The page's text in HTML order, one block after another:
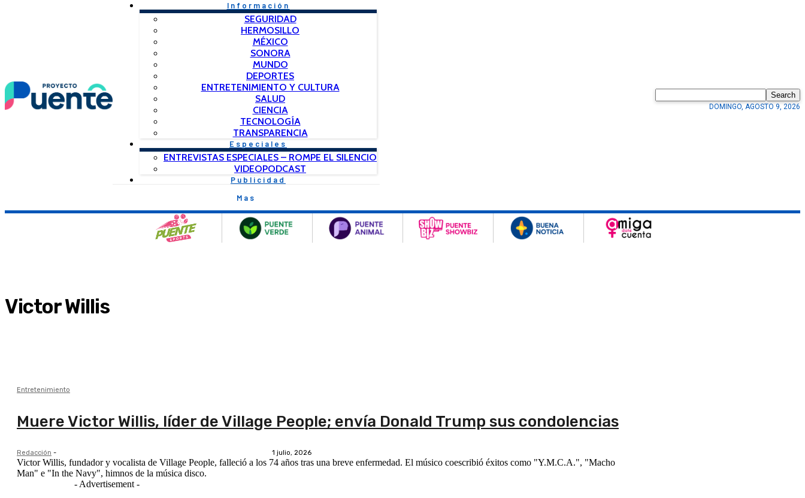
Información
SEGURIDAD
HERMOSILLO
MÉXICO
SONORA
MUNDO
DEPORTES
ENTRETENIMIENTO Y CULTURA
SALUD
CIENCIA
TECNOLOGÍA
TRANSPARENCIA
Especiales
ENTREVISTAS ESPECIALES – ROMPE EL SILENCIO
VIDEOPODCAST
Publicidad
Mas
Search
DOMINGO, AGOSTO 9, 2026
Victor Willis
Entretenimiento
Muere Victor Willis, líder de Village People; envía Donald Trump sus condolencias
Redacción - 1 julio, 2026
Victor Willis, fundador y vocalista de Village People, falleció a los 74 años tras una breve enfermedad. El músico coescribió éxitos como "Y.M.C.A.", "Macho
Man" e "In the Navy", himnos de la música disco.
- Advertisement -